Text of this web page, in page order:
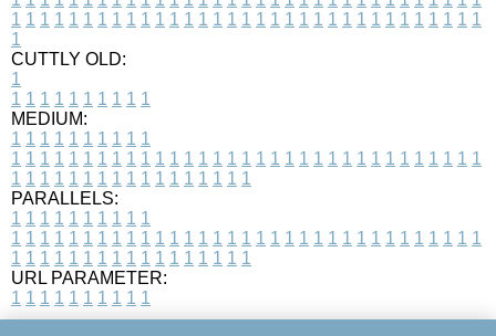
1 1 1 1 1 1 1 1 1 1 1 1 1 1 1 1 1 1 1 1 1 1 1 1 1 1 1 1 1 1 1 1 1
1
CUTTLY OLD:
1
1 1 1 1 1 1 1 1 1 1
MEDIUM:
1 1 1 1 1 1 1 1 1 1
1 1 1 1 1 1 1 1 1 1 1 1 1 1 1 1 1 1 1 1 1 1 1 1 1 1 1 1 1 1 1 1 1
1 1 1 1 1 1 1 1 1 1 1 1 1 1 1 1 1
PARALLELS:
1 1 1 1 1 1 1 1 1 1
1 1 1 1 1 1 1 1 1 1 1 1 1 1 1 1 1 1 1 1 1 1 1 1 1 1 1 1 1 1 1 1 1
1 1 1 1 1 1 1 1 1 1 1 1 1 1 1 1 1
URL PARAMETER:
1 1 1 1 1 1 1 1 1 1